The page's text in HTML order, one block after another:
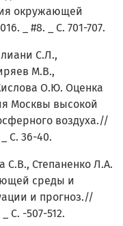
окружающей
_ #8. _ С. 701-707.
С.Л.,
М.В.,
О.Ю. Оценка
Москвы высокой
воздуха.//
С. 36-40.
С.В., Степаненко Л.А.
среды и
и прогноз.//
С. -507-512.